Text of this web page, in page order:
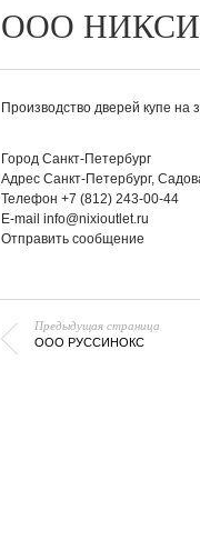
ООО
Производство дверей купе на
Город Санкт-Петербург
АдресСанкт-Петербург,
Телефон +7 (812) 243-00-44
E-mail info@nixioutlet.ru
Отправить сообщение
Предыдущая страница
ООО РУССИНОКС